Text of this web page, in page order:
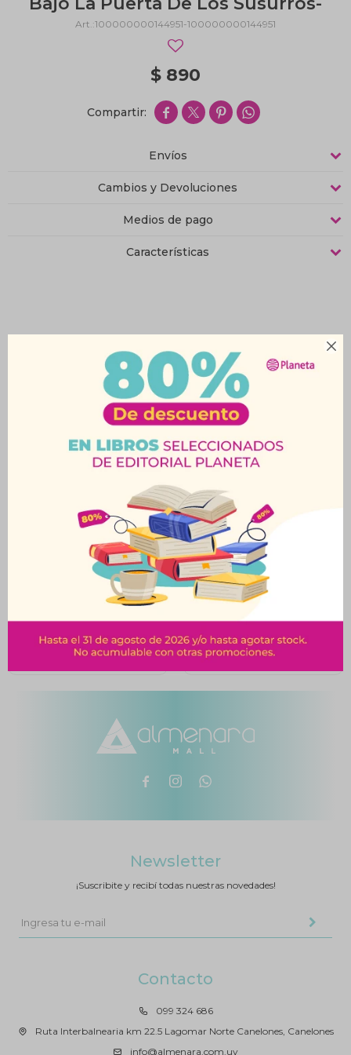

100000000144951-100000000144951
$ 890
   
Envíos
Cambios y Devoluciones
Medios de pago
Características
Productos que te pueden interesar
Noches De Superluna-
890
Te Espero En El Fin Del
Mundo-BK
$ 890
  
Contacto
099 324 686
Ruta Interbalnearia km 22.5 Lagomar Norte Canelones, Canelones
info@almenara.com.uy
Newsletter
¡Suscribite y recibí todas nuestras novedades!